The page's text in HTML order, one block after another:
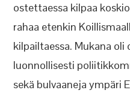
ostettaessa kilpaa
rahaa etenkin
kilpailtaessa. Mukana oli
luonnollisesti
sekä bulvaaneja ympäri